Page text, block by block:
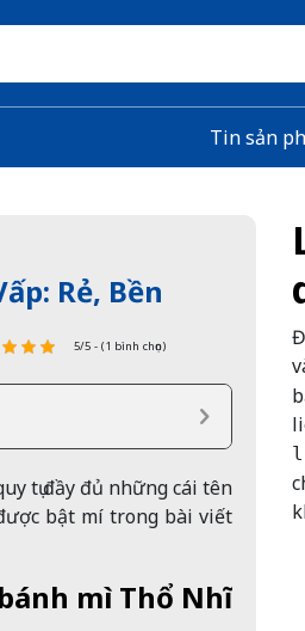
Tin sản
Rẻ, Bền
5/5 - (1 bình chọn)
tụ đầy đủ những cái tên
bật mí trong bài viết
mì Thổ Nhĩ